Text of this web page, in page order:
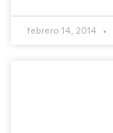
febrero 14, 2014